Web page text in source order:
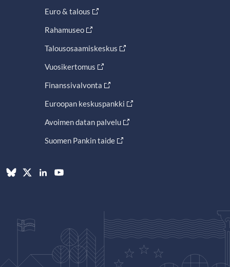
Euro & talous
Rahamuseo
Talousosaamiskeskus
Vuosikertomus
Finanssivalvonta
Euroopan keskuspankki
Avoimen datan palvelu
Suomen Pankin taide